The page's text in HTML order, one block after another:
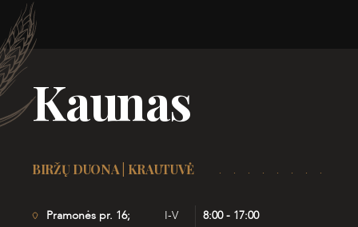
Kaunas
BIRŽŲ DUONA | KRAUTUVĖ
Pramonės pr. 16;
I-V
8:00 - 17:00